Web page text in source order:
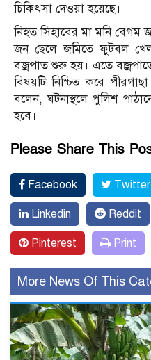
চিকিৎসা দেওয়া হয়েছে।
নিহত সিহাবের মা মনি বেগম
জন ছেলে জমিতে ফুটবল
বজ্রপাত শুরু হয়। এতে
বিষয়টি নিশ্চিত করে
বলেন, ঘটনাস্থলে পুলিশ
হবে।
Please Share This
Facebook Twitter
Linkedin Reddit
Pinterest Print
More News Of This